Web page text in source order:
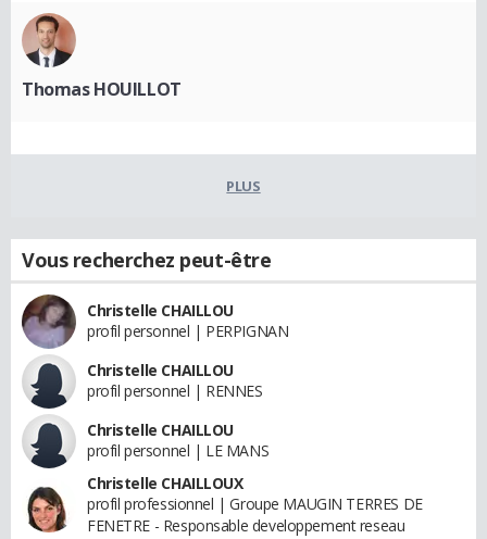
Thomas HOUILLOT
PLUS
Vous recherchez peut-être
Christelle CHAILLOU
profil personnel | PERPIGNAN
Christelle CHAILLOU
profil personnel | RENNES
Christelle CHAILLOU
profil personnel | LE MANS
Christelle CHAILLOUX
profil professionnel | Groupe MAUGIN TERRES DE
FENETRE - Responsable developpement reseau